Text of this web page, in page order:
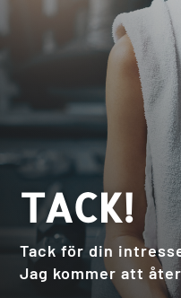
TACK!
Tack för din
Jag kommer att